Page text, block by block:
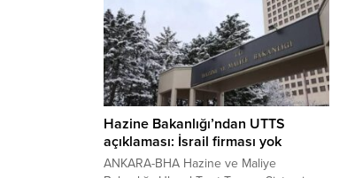
gelen yangınlara yoğun kar yağışına
rağmen zaman kaybetmeden müdahale
ediyor. Ordu’da Mavi Dünya çalışmaları
başladı Bu kapsamda Perşembe ile
Akkuş’ta meydana gelen yangınlara...
Hazine Bakanlığı’ndan UTTS
açıklaması: İsrail firması yok
ANKARA-BHA Hazine ve Maliye